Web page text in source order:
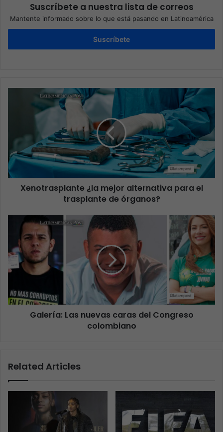
Suscríbete a nuestra lista de correos
Mantente informado sobre lo que está pasando en Latinoamérica
Suscríbete
Xenotrasplante ¿la mejor alternativa para el
trasplante de órganos?
Galería: Las nuevas caras del Congreso
colombiano
Related Articles